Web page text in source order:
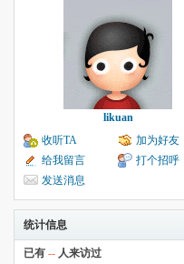
likuan
收听TA
加为好友
给我留言
打个招呼
发送消息
统计信息
已有 -- 人来访过